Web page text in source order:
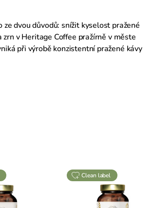
dvou důvodů: snížit kyselost pražené
v Heritage Coffee pražírně v měste
při výrobě konzistentní pražené kávy
clean label